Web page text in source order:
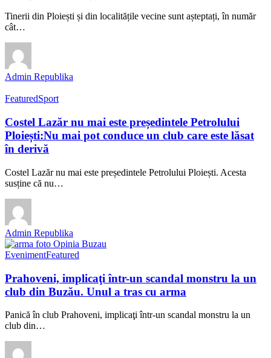
Tinerii din Ploiești și din localitățile vecine sunt așteptați, în număr
cât…
Admin Republika
FeaturedSport
Costel Lazăr nu mai este președintele Petrolului
Ploiești:Nu mai pot conduce un club care este lăsat
în derivă
Costel Lazăr nu mai este președintele Petrolului Ploiești. Acesta
susține că nu…
Admin Republika
EvenimentFeatured
Prahoveni, implicaţi într-un scandal monstru la un
club din Buzău. Unul a tras cu arma
Panică în club Prahoveni, implicaţi într-un scandal monstru la un
club din…